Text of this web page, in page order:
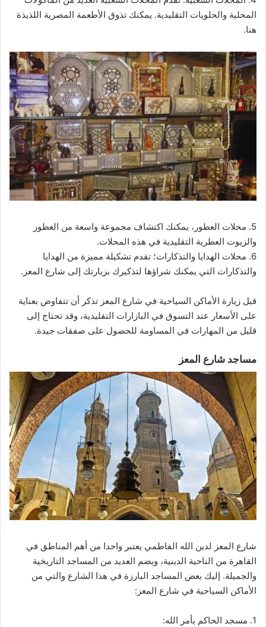
المحلية والحلويات التقليدية. يمكنك تذوق الأطعمة المصرية اللذيذة
هنا.
5. محلات العطور، يمكنك اكتشاف مجموعة واسعة من العطور
والزيوت العطرية التقليدية في هذه المحلات.
6. محلات الهدايا والتذكارات؛ تقدم تشكيلة مميزة من الهدايا
والتذكارات التي يمكنك شراؤها لتذكيرك بزيارتك إلى شارع المعز.
قبل زيارة الأماكن السياحية في شارع المعز تذكر أن تتفاوض بعناية
على الأسعار عند التسوق في البازارات التقليدية، وقد تحتاج إلى
قليل من المهارات في المساومة للحصول على صفقات جيدة.
مساجد شارع المعز
شارع المعز لدين الله الفاطمي يعتبر واحدا من أهم المناطق في
القاهرة من الناحية الدينية، ويضم العديد من المساجد التاريخية
والجميلة. إليك بعض المساجد البارزة في هذا الشارع والتي من
الأماكن السياحية في شارع المعز:
1. مسجد الحاكم بأمر الله: